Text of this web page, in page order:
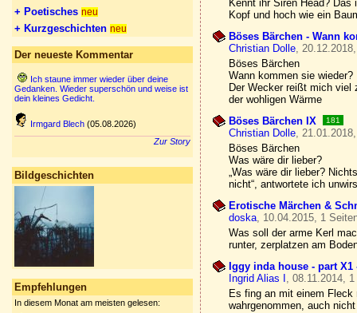
+ Poetisches neu
+ Kurzgeschichten neu
Der neueste Kommentar
Ich staune immer wieder über deine
Gedanken. Wieder superschön und weise ist
dein kleines Gedicht.
Irmgard Blech (05.08.2026)
Zur Story
Bildgeschichten
Empfehlungen
In diesem Monat am meisten gelesen:
Kennt ihr Siren Head?
Kopf und hoch wie ein
Böses Bärchen - Wann
Christian Dolle,
Böses Bärchen
Wann kommen sie wieder?
Der Wecker reißt mich
der wohligen Wärme
Böses Bärchen IX
181
Christian Dolle,
Böses Bärchen
Was wäre dir lieber?
„Was wäre dir lieber?
nicht“, antwortete ich
Erotische Märchen &
doska, 10.04.2015, 1
Was soll der arme Kerl
runter, zerplatzen am
Iggy inda house - part
Ingrid Alias I , 08.11.2014,
Es fing an mit einem Fleck
wahrgenommen, auch